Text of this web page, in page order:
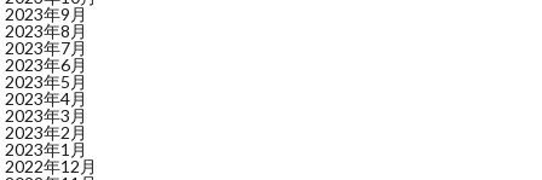
2023年9月
2023年8月
2023年7月
2023年6月
2023年5月
2023年4月
2023年3月
2023年2月
2023年1月
2022年12月